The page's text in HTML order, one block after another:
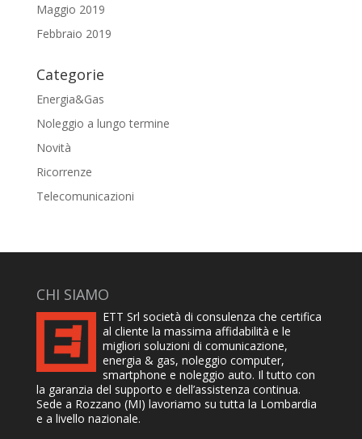
Maggio 2019
Febbraio 2019
Categorie
Energia&Gas
Noleggio a lungo termine
Novità
Ricorrenze
Telecomunicazioni
CHI SIAMO
ETT Srl società di consulenza che certifica
al cliente la massima affidabilità e le
migliori soluzioni di comunicazione,
energia & gas, noleggio computer,
smartphone e noleggio auto. Il tutto con
la garanzia del supporto e dell’assistenza continua.
Sede a Rozzano (MI) lavoriamo su tutta la Lombardia
e a livello nazionale.